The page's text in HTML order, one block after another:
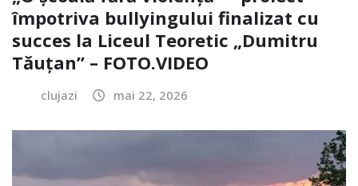
împotriva bullyingului finalizat cu
succes la Liceul Teoretic „Dumitru
Tăuțan” – FOTO.VIDEO
clujazi mai 22, 2026